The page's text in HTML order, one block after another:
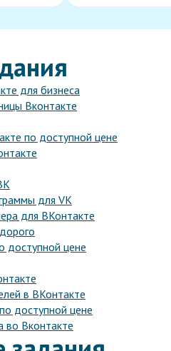
для бизнеса
Вконтакте
по доступной цене
для VK
для ВКонтакте
доступной цене
в ВКонтакте
доступной цене
во Вконтакте